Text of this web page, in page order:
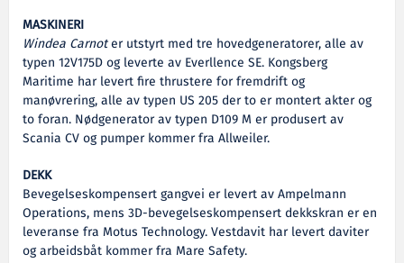
MASKINERI
Windea Carnoter utstyrt med tre hovedgeneratorer, alle av
typen 12V175D og leverte av Everllence SE. Kongsberg
Maritime har levert fire thrustere for fremdrift og
manøvrering, alle av typen US 205 der to er montert akter og
to foran. Nødgenerator av typen D109 M er produsert av
Scania CV og pumper kommer fra Allweiler.
DEKK
Bevegelseskompensert gangvei er levert av Ampelmann
Operations, mens 3D-bevegelseskompensert dekkskran er en
leveranse fra Motus Technology. Vestdavit har levert daviter
og arbeidsbåt kommer fra Mare Safety.